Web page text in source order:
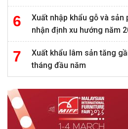
Xuất nhập khẩu gỗ và sản
nhận định xu hướng năm
Xuất khẩu lâm sản tăng
tháng đầu năm